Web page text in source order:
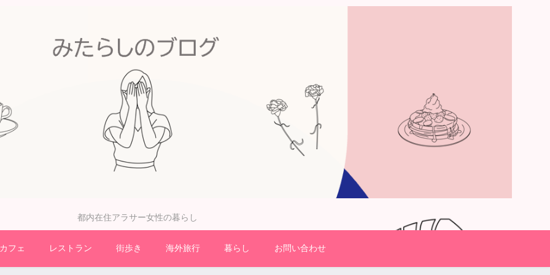
都内在住アラサー女性の暮らし
フェ レストラン 街歩き 海外旅行 暮らし お問い合わせ